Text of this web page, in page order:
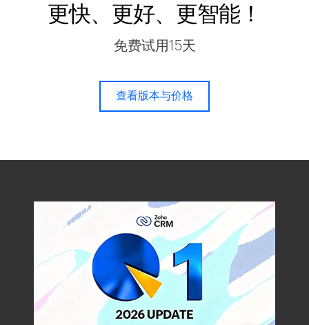
更快、更好、更智能！
免费试用15天
查看版本与价格